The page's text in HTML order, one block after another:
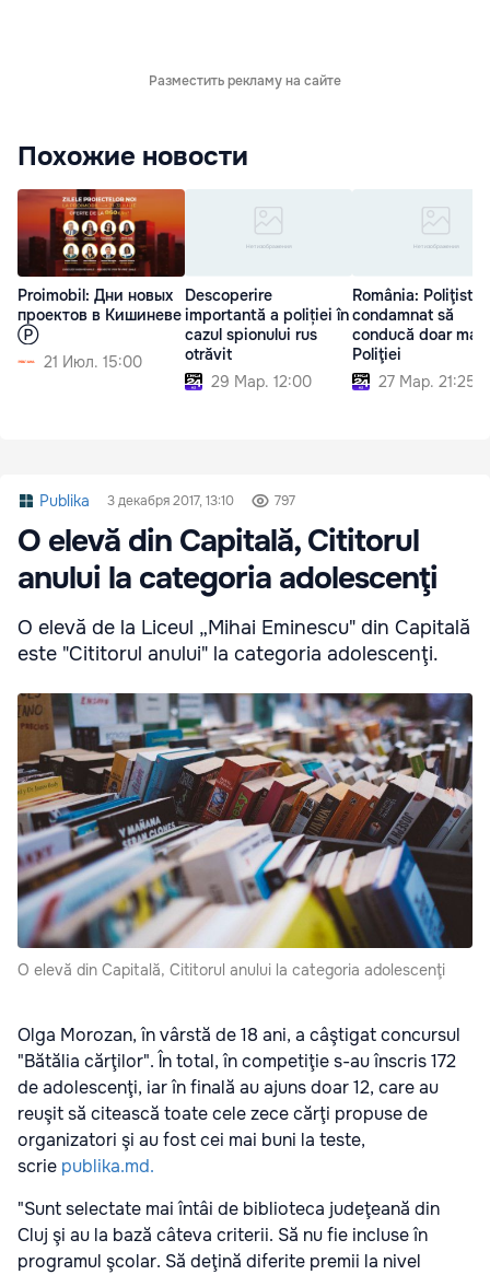
Разместить рекламу на сайте
Похожие новости
Proimobil: Дни новых
проектов в Кишиневе
Ⓟ
21 Июл. 15:00
Descoperire
importantă a poliției în
cazul spionului rus
otrăvit
29 Мар. 12:00
România: Poliţist
condamnat să
conducă doar
Poliţiei
27 Мар. 21:25
Publika 3 декабря 2017, 13:10 797
O elevă din Capitală, Cititorul
anului la categoria adolescenţi
O elevă de la Liceul „Mihai Eminescu" din Capitală
este "Cititorul anului" la categoria adolescenţi.
O elevă din Capitală, Cititorul anului la categoria adolescenţi
Olga Morozan, în vârstă de 18 ani, a câştigat concursul
"Bătălia cărţilor". În total, în competiţie s-au înscris 172
de adolescenţi, iar în finală au ajuns doar 12, care au
reuşit să citească toate cele zece cărţi propuse de
organizatori şi au fost cei mai buni la teste,
scrie publika.md.
"Sunt selectate mai întâi de biblioteca judeţeană din
Cluj şi au la bază câteva criterii. Să nu fie incluse în
programul şcolar. Să deţină diferite premii la nivel